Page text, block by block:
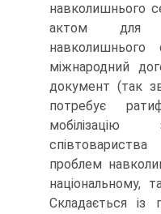
навколишнього
актом для
міжнародний
документ (так
потребує
мобілізацію
проблем
національному,
Складається із